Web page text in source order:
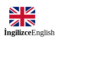
İngilizceEnglish